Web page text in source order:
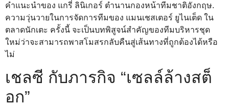
คำแนะนำของ แกรี่ ลินิเกอร์ ตำนานกองหน้าทีมชาติอังกฤษ.
ความวุ่นวายในการจัดการทีมของ แมนเชสเตอร์ ยูไนเต็ด ใน
ตลาดนักเตะ ครั้งนี้ จะเป็นบทพิสูจน์สำคัญของทีมบริหารชุด
ใหม่ว่าจะสามารถพาสโมสรกลับคืนสู่เส้นทางที่ถูกต้องได้หรือ
ไม่
เชลซี กับภารกิจ “เซลล์ล้างสต็
อก”